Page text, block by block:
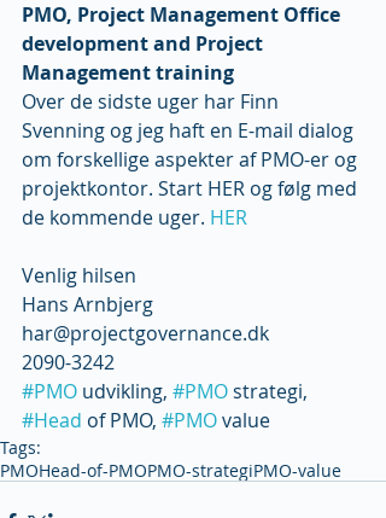
PMO, Project Management Office
development and Project
Management training
Over de sidste uger har Finn
Svenning og jeg haft en E-mail dialog
om forskellige aspekter af PMO-er og
projektkontor. Start HER og følg med
de kommende uger. HER
Venlig hilsen
Hans Arnbjerg
har@projectgovernance.dk
2090-3242
#PMO udvikling, #PMO strategi,
#Head of PMO, #PMO value
Tags:
PMOHead-of-PMOPMO-strategiPMO-value